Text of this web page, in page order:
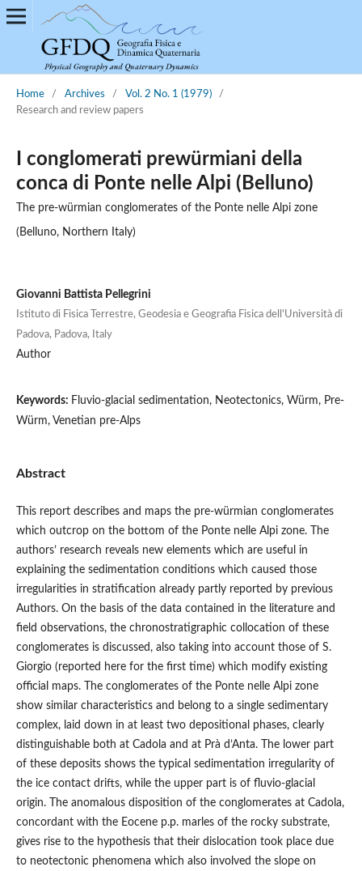
Home / Archives / Vol. 2 No. 1 (1979)
/
Research and review papers
I conglomerati prewürmiani della
conca di Ponte nelle Alpi (Belluno)
The pre-würmian conglomerates of the Ponte nelle Alpi zone
(Belluno, Northern Italy)
Giovanni Battista Pellegrini
Istituto di Fisica Terrestre, Geodesia e Geografia Fisica dell'Università di
Padova, Padova, Italy
Author
Keywords: Fluvio-glacial sedimentation, Neotectonics, Würm, Pre-
Würm, Venetian pre-Alps
Abstract
This report describes and maps the pre-würmian conglomerates
which outcrop on the bottom of the Ponte nelle Alpi zone. The
authors’ research reveals new elements which are useful in
explaining the sedimentation conditions which caused those
irregularities in stratification already partly reported by previous
Authors. On the basis of the data contained in the literature and
field observations, the chronostratigraphic collocation of these
conglomerates is discussed, also taking into account those of S.
Giorgio (reported here for the first time) which modify existing
official maps. The conglomerates of the Ponte nelle Alpi zone
show similar characteristics and belong to a single sedimentary
complex, laid down in at least two depositional phases, clearly
distinguishable both at Cadola and at Prà d’Anta. The lower part
of these deposits shows the typical sedimentation irregularity of
the ice contact drifts, while the upper part is of fluvio-glacial
origin. The anomalous disposition of the conglomerates at Cadola,
concordant with the Eocene p.p. marles of the rocky substrate,
gives rise to the hypothesis that their dislocation took place due
to neotectonic phenomena which also involved the slope on